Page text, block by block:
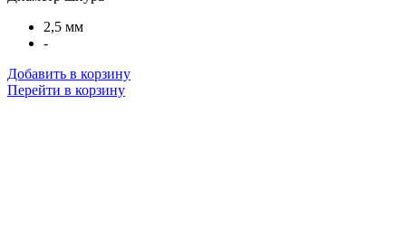
2,5 мм
-
Добавить в корзину
Перейти в корзину